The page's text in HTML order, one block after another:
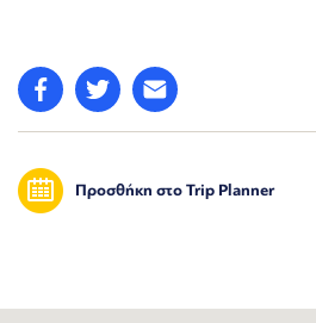
Προσθήκη στο Trip Planner